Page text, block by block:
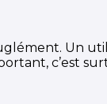
Un
c’est